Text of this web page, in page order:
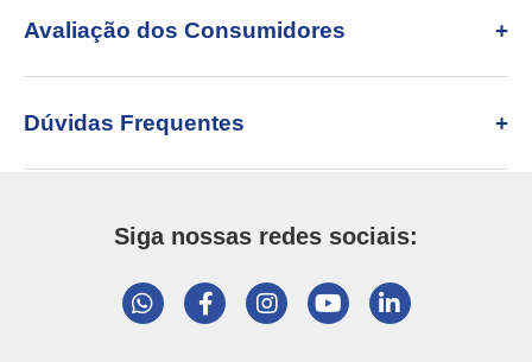
Avaliação dos Consumidores
Dúvidas Frequentes
Siga nossas redes sociais: